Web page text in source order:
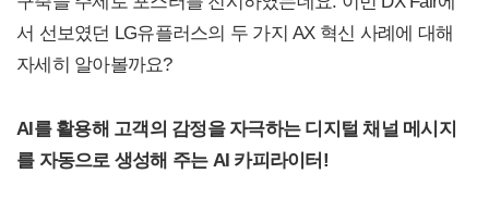
서 선보였던 LG유플러스의 두 가지 AX 혁신 사례에 대해
자세히 알아볼까요?
AI를 활용해 고객의 감정을 자극하는 디지털 채널 메시지
를 자동으로 생성해 주는 AI 카피라이터!